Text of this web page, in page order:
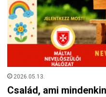
2026.05.13.
Család, ami